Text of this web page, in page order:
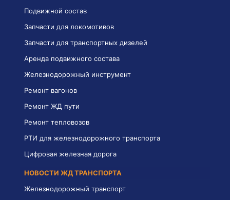
Подвижной состав
Запчасти для локомотивов
Запчасти для транспортных дизелей
Аренда подвижного состава
Железнодорожный инструмент
Ремонт вагонов
Ремонт ЖД пути
Ремонт тепловозов
РТИ для железнодорожного транспорта
Цифровая железная дорога
НОВОСТИ ЖД ТРАНСПОРТА
Железнодорожный транспорт